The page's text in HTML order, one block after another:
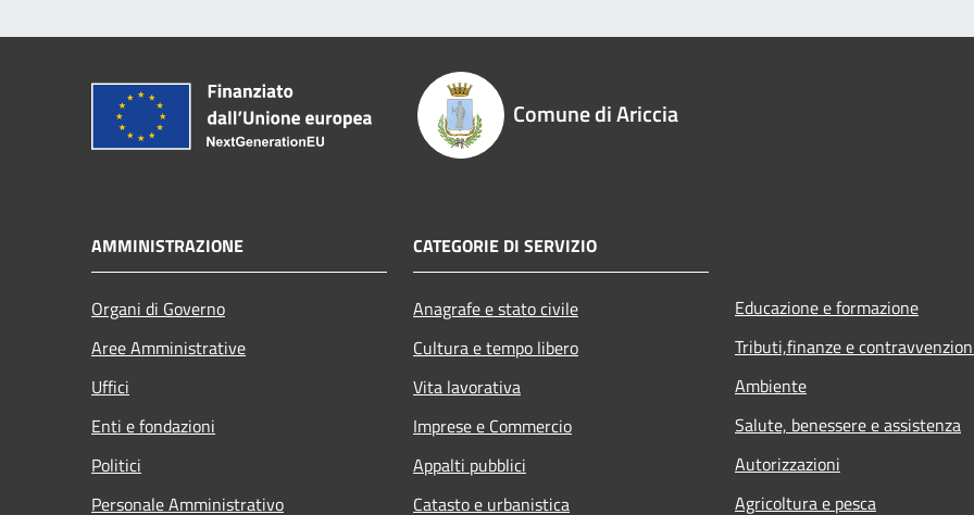
Comune di Ariccia
AMMINISTRAZIONE
Organi di Governo
Aree Amministrative
Uffici
Enti e fondazioni
Politici
Personale Amministrativo
CATEGORIE DI SERVIZIO
Anagrafe e stato civile
Cultura e tempo libero
Vita lavorativa
Imprese e Commercio
Appalti pubblici
Catasto e urbanistica
Educazione e formazione
Tributi,finanze e
Ambiente
Salute, benessere e assistenza
Autorizzazioni
Agricoltura e pesca